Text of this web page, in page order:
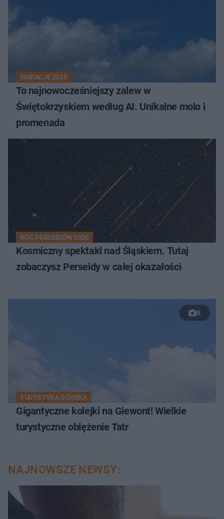
WAKACJE 2026
To najnowocześniejszy zalew w
Świętokrzyskiem według AI. Unikalne molo i
promenada
NOC PERSEIDÓW 2026
Kosmiczny spektakl nad Śląskiem. Tutaj
zobaczysz Perseidy w całej okazałości
8
TURYSTYKA GÓRSKA
Gigantyczne kolejki na Giewont! Wielkie
turystyczne oblężenie Tatr
NAJNOWSZE NEWSY: